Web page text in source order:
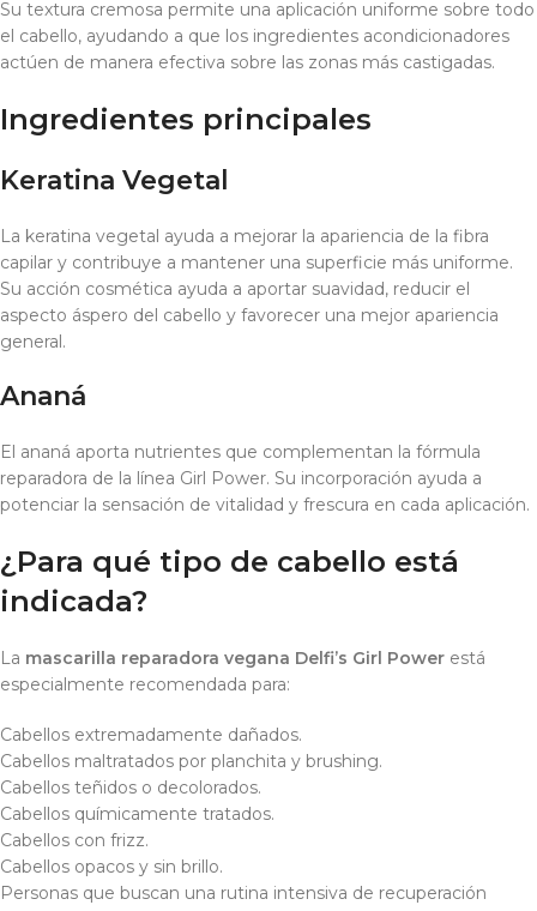
Su textura cremosa permite una aplicación uniforme sobre todo
el cabello, ayudando a que los ingredientes acondicionadores
actúen de manera efectiva sobre las zonas más castigadas.
Ingredientes principales
Keratina Vegetal
La keratina vegetal ayuda a mejorar la apariencia de la fibra
capilar y contribuye a mantener una superficie más uniforme.
Su acción cosmética ayuda a aportar suavidad, reducir el
aspecto áspero del cabello y favorecer una mejor apariencia
general.
Ananá
El ananá aporta nutrientes que complementan la fórmula
reparadora de la línea Girl Power. Su incorporación ayuda a
potenciar la sensación de vitalidad y frescura en cada aplicación.
¿Para qué tipo de cabello está
indicada?
La mascarilla reparadora vegana Delfi’s Girl Power está
especialmente recomendada para:
Cabellos extremadamente dañados.
Cabellos maltratados por planchita y brushing.
Cabellos teñidos o decolorados.
Cabellos químicamente tratados.
Cabellos con frizz.
Cabellos opacos y sin brillo.
Personas que buscan una rutina intensiva de recuperación